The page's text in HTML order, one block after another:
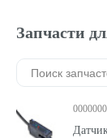
Запчасти